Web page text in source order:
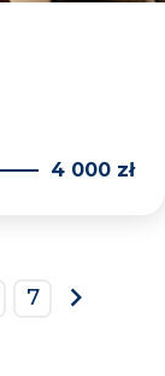
4 000 zł
7
next